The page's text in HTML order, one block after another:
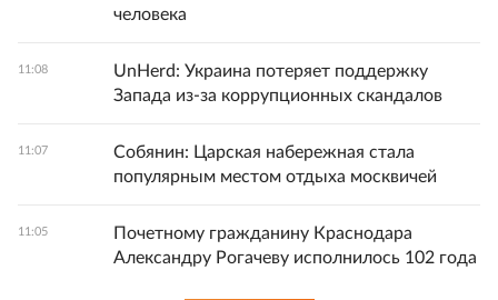
человека
11:08
UnHerd: Украина потеряет поддержку
Запада из-за коррупционных скандалов
11:07
Собянин: Царская набережная стала
популярным местом отдыха москвичей
11:05
Почетному гражданину Краснодара
Александру Рогачеву исполнилось 102 года